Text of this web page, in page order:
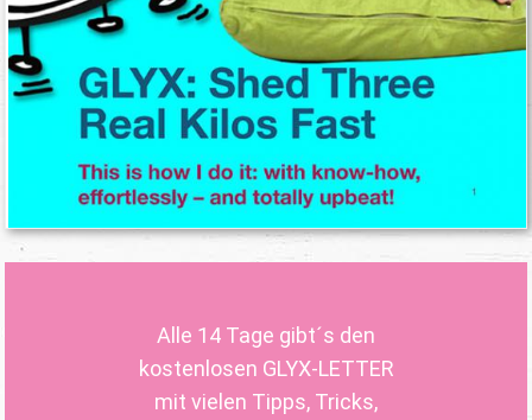
Alle 14 Tage gibt´s den
kostenlosen GLYX-LETTER
mit vielen Tipps, Tricks,